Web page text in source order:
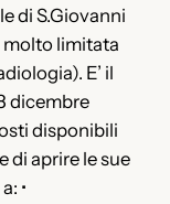
di S.Giovanni
molto limitata
E’ il
dicembre
disponibili
di aprire le sue
•